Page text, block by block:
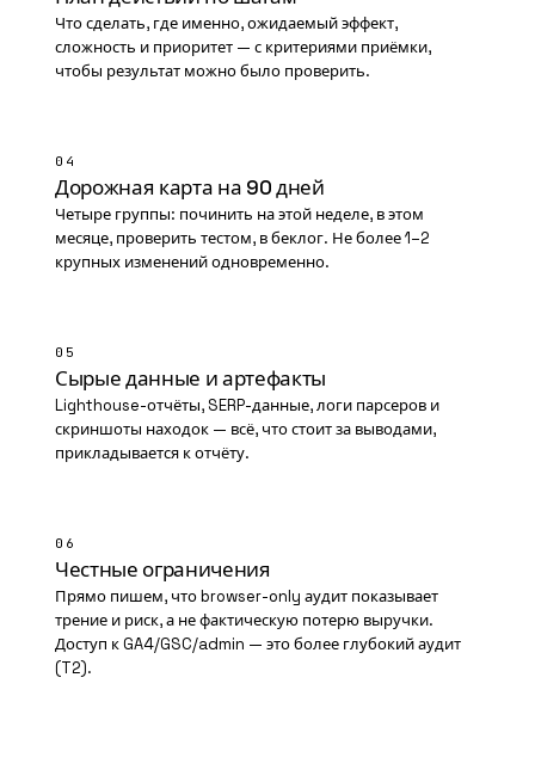
Что сделать, где именно, ожидаемый эффект,
сложность и приоритет — с критериями приёмки,
чтобы результат можно было проверить.
04
Дорожная карта на 90 дней
Четыре группы: починить на этой неделе, в этом
месяце, проверить тестом, в беклог. Не более 1–2
крупных изменений одновременно.
05
Сырые данные и артефакты
Lighthouse-отчёты, SERP-данные, логи парсеров и
скриншоты находок — всё, что стоит за выводами,
прикладывается к отчёту.
06
Честные ограничения
Прямо пишем, что browser-only аудит показывает
трение и риск, а не фактическую потерю выручки.
Доступ к GA4/GSC/admin — это более глубокий аудит
(T2).